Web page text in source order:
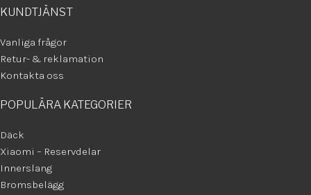
KUNDTJÄNST
Vanliga frågor
Retur- & reklamation
Kontakta oss
POPULÄRA KATEGORIER
Däck
Xiaomi – Reservdelar
Innerslang
Bromsbelägg